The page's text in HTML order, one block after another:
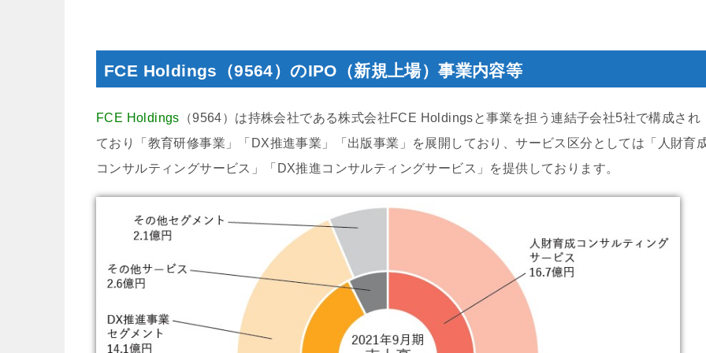
FCE Holdings（9564）のIPO（新規上場）事業内容等
FCE Holdings （9564）は持株会社である株式会社FCE Holdingsと事業を担う連結子会社5社で構成され
ており「教育研修事業」「DX推進事業」「出版事業」を展開しており、サービス区分としては「人財育
コンサルティングサービス」「DX推進コンサルティングサービス」を提供しております。